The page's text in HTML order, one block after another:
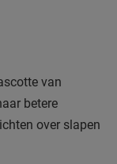
van
betere
over slapen